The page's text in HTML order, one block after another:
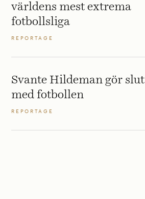
världens mest extrema
fotbollsliga
REPORTAGE
Svante Hildeman gör slut
med fotbollen
REPORTAGE